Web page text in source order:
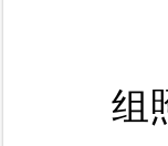
组